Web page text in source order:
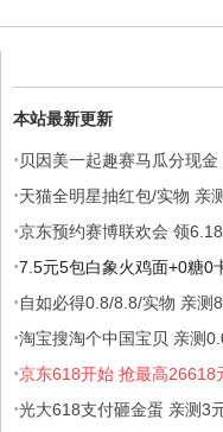
本站最新更新
·贝因美一起趣赛马瓜分现
·天猫全明星抽红包/实物 亲
·京东预约赛博联欢会 领
·7.5元5包白象火鸡面+0糖0
·自如必得0.8/8.8/实物 亲测
·淘宝搜淘个中国宝贝 亲测
·京东618开始 抢最高26618
·光大618支付砸金蛋 亲测3